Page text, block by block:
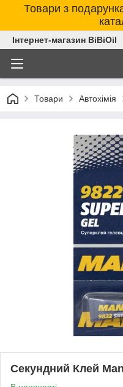
Товари з
Інтернет-магазин BiBiOil
Товари Автохімія
Секундний Клей